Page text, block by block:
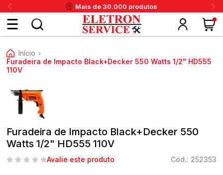
Mais de 30.000 produtos
login
se
PanexKrups
Início ›
Furadeira de Impacto Black+Decker 550 Watts 1/2" HD555
110V
Furadeira de Impacto Black+Decker 550
Watts 1/2" HD555 110V
Avalie este produto Cód.: 252353